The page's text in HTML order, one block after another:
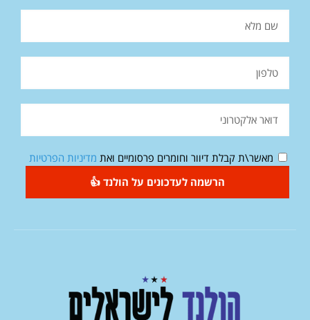
מאשר\ת קבלת דיוור וחומרים פרסומיים ואת מדיניות הפרטיות
הרשמה לעדכונים על הולנד 👍